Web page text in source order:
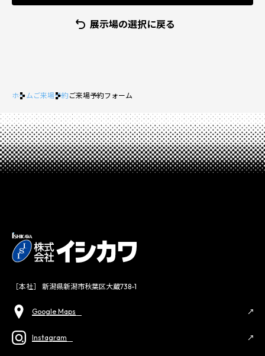
展示場の選択に戻る
ホーム ご来場予約 ご来場予約フォーム
［本社］ 新潟県新潟市秋葉区大蔵738-1
Google Maps
Instagram